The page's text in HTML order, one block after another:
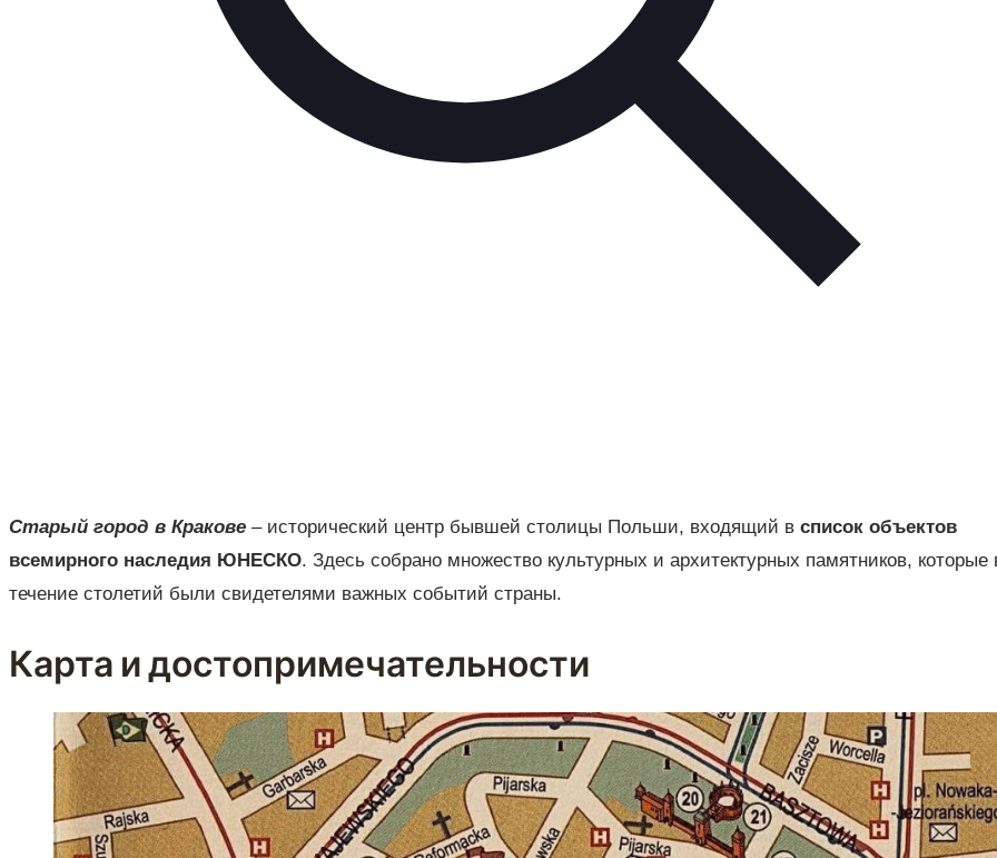
Старый город в Кракове – исторический центр бывшей столицы Польши, входящий в список объектов
всемирного наследия ЮНЕСКО. Здесь собрано множество культурных и архитектурных памятников, которые
течение столетий были свидетелями важных событий страны.
Карта и достопримечательности